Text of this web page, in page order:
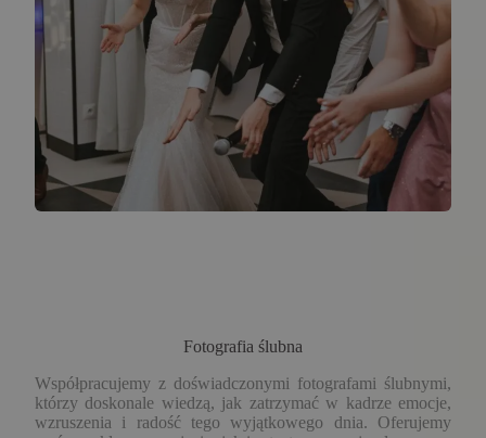
Fotografia ślubna
Współpracujemy z doświadczonymi fotografami ślubnymi,
którzy doskonale wiedzą, jak zatrzymać w kadrze emocje,
wzruszenia i radość tego wyjątkowego dnia. Oferujemy